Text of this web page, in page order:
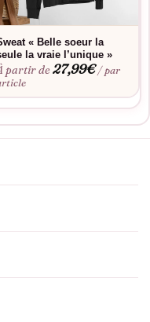
« Belle soeur la
la vraie l’unique »
partir de27,99€ / par